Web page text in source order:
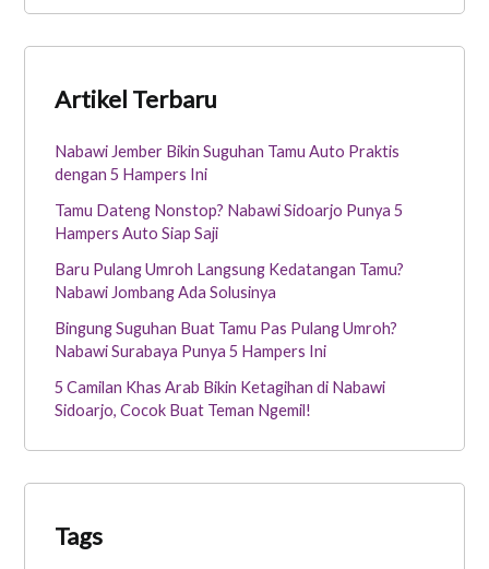
Artikel Terbaru
Nabawi Jember Bikin Suguhan Tamu Auto Praktis
dengan 5 Hampers Ini
Tamu Dateng Nonstop? Nabawi Sidoarjo Punya 5
Hampers Auto Siap Saji
Baru Pulang Umroh Langsung Kedatangan Tamu?
Nabawi Jombang Ada Solusinya
Bingung Suguhan Buat Tamu Pas Pulang Umroh?
Nabawi Surabaya Punya 5 Hampers Ini
5 Camilan Khas Arab Bikin Ketagihan di Nabawi
Sidoarjo, Cocok Buat Teman Ngemil!
Tags